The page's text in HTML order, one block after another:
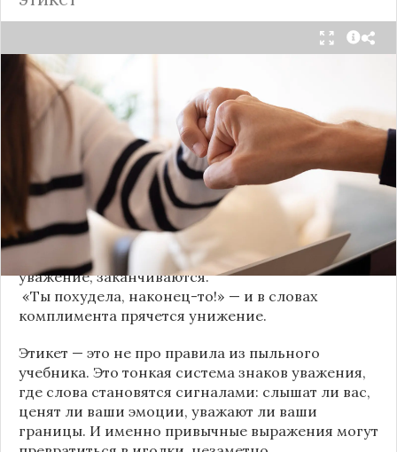
Мы часто думаем, что доверие рушится из-за
серьёзных предательств. Но на самом деле оно
трещит по швам гораздо раньше — в момент,
когда в разговоре звучит невинная на первый
взгляд фраза. Подробнее об этом рассказывает
«Этикет и психология общения» на Дзене.
«Да я никому не расскажу, правда». И через пару
дней вашу историю пересказывает другой
человек.
«Хватит ныть» — и разговор, а вместе с ним
уважение, заканчиваются.
«Ты похудела, наконец-то!» — и в словах
комплимента прячется унижение.
Этикет — это не про правила из пыльного
учебника. Это тонкая система знаков уважения,
где слова становятся сигналами: слышат ли вас,
ценят ли ваши эмоции, уважают ли ваши
границы. И именно привычные выражения могут